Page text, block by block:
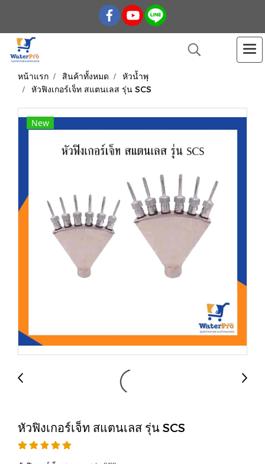
หน้าแรก สินค้าทั้งหมด
หัวน้ำพุ
หัวฟิงเกอร์เจ็ท สแตนเลส รุ่น SCS
New
หัวฟิงเกอร์เจ็ท สแตนเลส รุ่น SCS